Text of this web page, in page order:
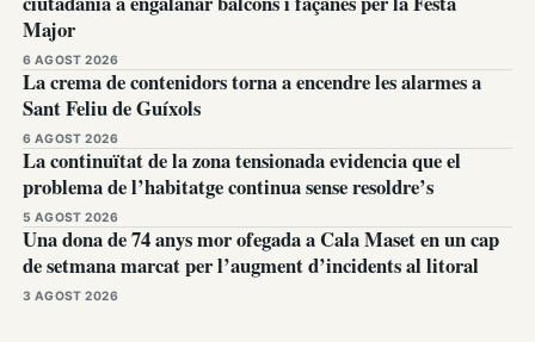
Major
6 AGOST 2026
La crema de contenidors torna a encendre les alarmes a
Sant Feliu de Guíxols
6 AGOST 2026
La continuïtat de la zona tensionada evidencia que el
problema de l’habitatge continua sense resoldre’s
5 AGOST 2026
Una dona de 74 anys mor ofegada a Cala Maset en un cap
de setmana marcat per l’augment d’incidents al litoral
3 AGOST 2026